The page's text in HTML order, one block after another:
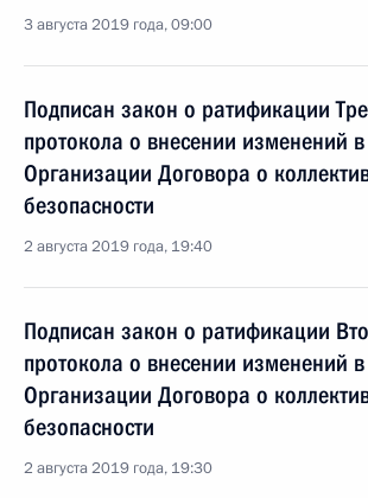
3 августа 2019 года, 09:00
Подписан закон о ратификации
протокола о внесении изменений в
Организации Договора о
безопасности
2 августа 2019 года, 19:40
Подписан закон о ратификации
протокола о внесении изменений в
Организации Договора о
безопасности
2 августа 2019 года, 19:30